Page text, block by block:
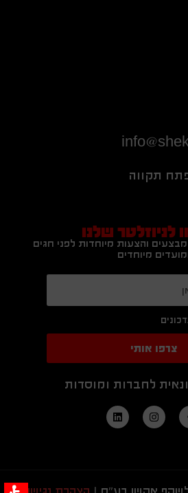
לניוזלטר שלנו
והצעות מיוחדות לפני חגים
מיוחדים
צרפו אותי
לחברות ומוסדות